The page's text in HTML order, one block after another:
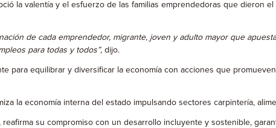
la valentía y el esfuerzo de las familias emprendedoras que dieron
de cada emprendedor, migrante, joven y adulto mayor que
para todas y todos”, dijo.
para equilibrar y diversificar la economía con acciones que
la economía interna del estado impulsando sectores carpintería,
su compromiso con un desarrollo incluyente y sostenible,